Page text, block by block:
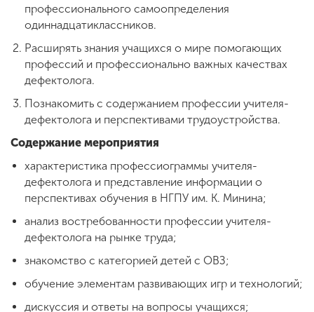
профессионального самоопределения
одиннадцатиклассников.
Расширять знания учащихся о мире помогающих
профессий и профессионально важных качествах
дефектолога.
Познакомить с содержанием профессии учителя-
дефектолога и перспективами трудоустройства.
Содержание мероприятия
характеристика профессиограммы учителя-
дефектолога и представление информации о
перспективах обучения в НГПУ им. К. Минина;
анализ востребованности профессии учителя-
дефектолога на рынке труда;
знакомство с категорией детей с ОВЗ;
обучение элементам развивающих игр и технологий;
дискуссия и ответы на вопросы учащихся;